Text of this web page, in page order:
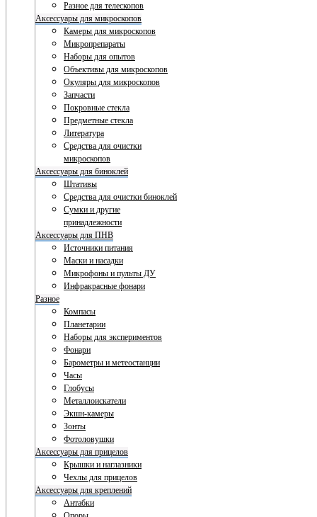
Разное для телескопов
Аксессуары для микроскопов
Камеры для микроскопов
Микропрепараты
Наборы для опытов
Объективы для микроскопов
Окуляры для микроскопов
Запчасти
Покровные стекла
Предметные стекла
Литература
Средства для очистки
микроскопов
Аксессуары для биноклей
Штативы
Средства для очистки биноклей
Сумки и другие
принадлежности
Аксессуары для ПНВ
Источники питания
Маски и насадки
Микрофоны и пульты ДУ
Инфракрасные фонари
Разное
Компасы
Планетарии
Наборы для экспериментов
Фонари
Барометры и метеостанции
Часы
Глобусы
Металлоискатели
Экшн-камеры
Зонты
Фотоловушки
Аксессуары для прицелов
Крышки и наглазники
Чехлы для прицелов
Аксессуары для креплений
Антабки